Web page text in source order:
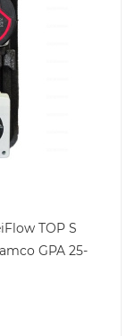
TOP S
GPA 25-